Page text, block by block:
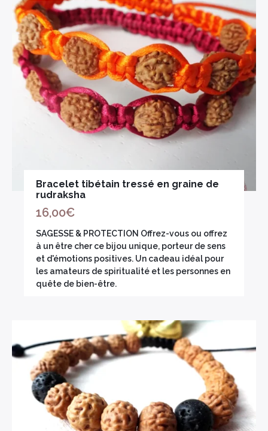
Bracelet tibétain tressé en graine de
rudraksha
16,00€
SAGESSE & PROTECTION Offrez-vous ou offrez
à un être cher ce bijou unique, porteur de sens
et d'émotions positives. Un cadeau idéal pour
les amateurs de spiritualité et les personnes en
quête de bien-être.